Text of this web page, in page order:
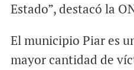
Estado”, destacó la
El municipio Piar es
mayor cantidad de